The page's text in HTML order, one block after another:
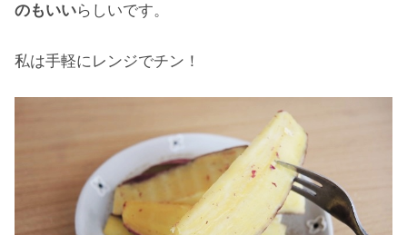
のもいいらしいです。
私は手軽にレンジでチン！